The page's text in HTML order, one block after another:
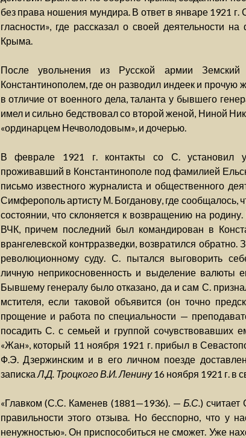
без права ношения мундира. В ответ в январе 1921 г.
гласности», где рассказал о своей деятельности
Крыма.
После увольнения из Русской армии
Константинополем, где он разводил индеек и прочую
в отличие от военного дела, таланта у бывшего
имел и сильно бедствовал со второй женой, Ниной
«ординарцем Нечволодовым», и дочерью.
В феврале 1921 г. контакты со С. установил
проживавший в Константинополе под фамилией
письмо известного журналиста и общественного
Симферополь артисту М. Богданову, где сообщалось,
состоянии, что склоняется к возвращению на
ВЧК, причем последний был командирован в
врангелевской контрразведки, возвратился
революционному суду. С. пытался выговорить
личную неприкосновенность и выделение валюты
Бывшему генералу было отказано, да и сам С.
мстителя, если таковой объявится (он точно
прощение и работа по специальности —
посадить С. с семьей и группой сочувствовавших
«Жан», который 11 ноября 1921 г. прибыл в
Ф.Э. Дзержинским и в его личном поезде
запискаЛ.Д. Троцкого В.И. Ленину16 ноября 1921 г. в
«Главком (С.С. Каменев (1881—1936). —Б.С.)
правильности этого отзыва. Но бесспорно, что у
ненужностью». Он приспособиться не сможет. Уже